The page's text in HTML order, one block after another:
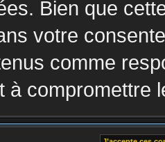
Bien que
votre
comme
à compromettre